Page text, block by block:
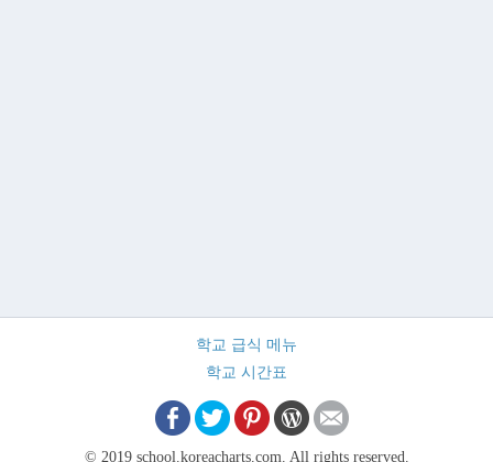
학교 급식 메뉴
학교 시간표
© 2019 school.koreacharts.com. All rights reserved.